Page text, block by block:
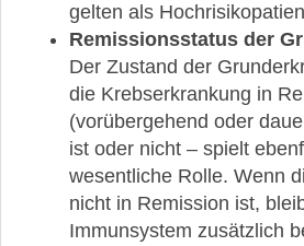
gelten als
Remissionsstatus der
Der Zustand der
die Krebserkrankung in
(vorübergehend oder
ist oder nicht – spielt
wesentliche Rolle. Wenn
nicht in Remission ist,
Immunsystem zusätzlich